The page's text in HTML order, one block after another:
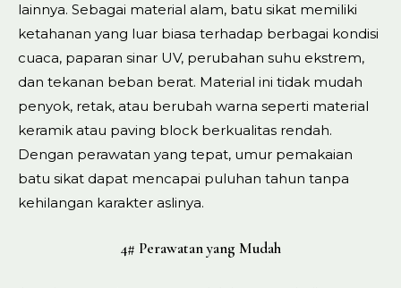
lainnya. Sebagai material alam, batu sikat memiliki
ketahanan yang luar biasa terhadap berbagai kondisi
cuaca, paparan sinar UV, perubahan suhu ekstrem,
dan tekanan beban berat. Material ini tidak mudah
penyok, retak, atau berubah warna seperti material
keramik atau paving block berkualitas rendah.
Dengan perawatan yang tepat, umur pemakaian
batu sikat dapat mencapai puluhan tahun tanpa
kehilangan karakter aslinya.
4# Perawatan yang Mudah